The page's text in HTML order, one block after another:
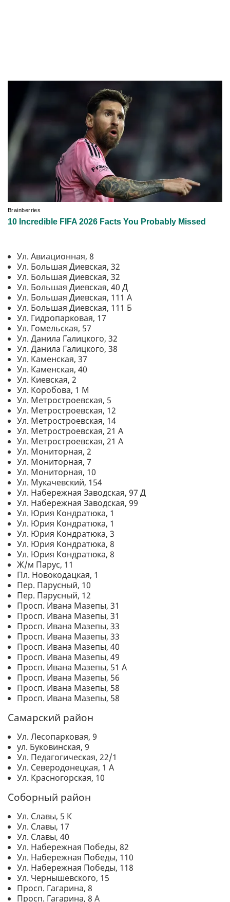
Ул. Авиационная, 8
Ул. Большая Диевская, 32
Ул. Большая Диевская, 32
Ул. Большая Диевская, 40 Д
Ул. Большая Диевская, 111 А
Ул. Большая Диевская, 111 Б
Ул. Гидропарковая, 17
Ул. Гомельская, 57
Ул. Данила Галицкого, 32
Ул. Данила Галицкого, 38
Ул. Каменская, 37
Ул. Каменская, 40
Ул. Киевская, 2
Ул. Коробова, 1 М
Ул. Метростроевская, 5
Ул. Метростроевская, 12
Ул. Метростроевская, 14
Ул. Метростроевская, 21 А
Ул. Метростроевская, 21 А
Ул. Мониторная, 2
Ул. Мониторная, 7
Ул. Мониторная, 10
Ул. Мукачевский, 154
Ул. Набережная Заводская, 97 Д
Ул. Набережная Заводская, 99
Ул. Юрия Кондратюка, 1
Ул. Юрия Кондратюка, 1
Ул. Юрия Кондратюка, 3
Ул. Юрия Кондратюка, 8
Ул. Юрия Кондратюка, 8
Ж/м Парус, 11
Пл. Новокодацкая, 1
Пер. Парусный, 10
Пер. Парусный, 12
Просп. Ивана Мазепы, 31
Просп. Ивана Мазепы, 31
Просп. Ивана Мазепы, 33
Просп. Ивана Мазепы, 33
Просп. Ивана Мазепы, 40
Просп. Ивана Мазепы, 49
Просп. Ивана Мазепы, 51 А
Просп. Ивана Мазепы, 56
Просп. Ивана Мазепы, 58
Просп. Ивана Мазепы, 58
Самарский район
Ул. Лесопарковая, 9
ул. Буковинская, 9
Ул. Педагогическая, 22/1
Ул. Северодонецкая, 1 А
Ул. Красногорская, 10
Соборный район
Ул. Славы, 5 К
Ул. Славы, 17
Ул. Славы, 40
Ул. Набережная Победы, 82
Ул. Набережная Победы, 110
Ул. Набережная Победы, 118
Ул. Чернышевского, 15
Просп. Гагарина, 8
Просп. Гагарина, 8 А